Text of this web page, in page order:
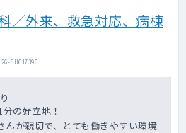
／外来、救急対応、病棟
SH617396
の好立地！
が親切で、とても働きやすい環境